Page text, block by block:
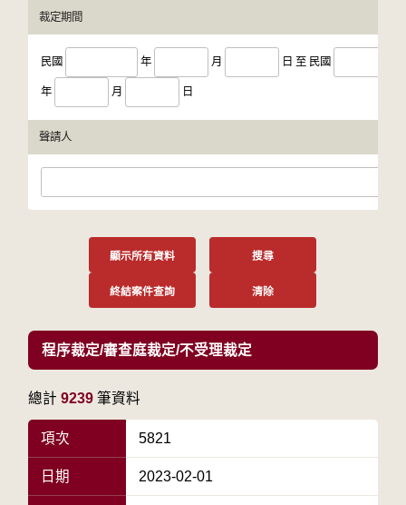
裁定期間
民國 年 月 日 至 民國
年 月 日
聲請人
顯示所有資料 搜尋
終結案件查詢 清除
程序裁定/審查庭裁定/不受理裁定
總計 9239 筆資料
項次 5821
日期 2023-02-01